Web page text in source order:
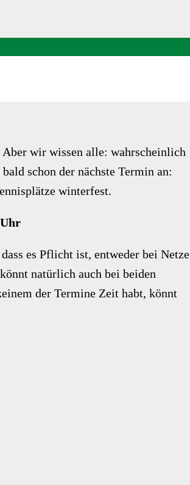
Aber wir wissen alle: wahrscheinlich
schon der nächste Termin an:
winterfest.
es Pflicht ist, entweder bei Netze
natürlich auch bei beiden
der Termine Zeit habt, könnt